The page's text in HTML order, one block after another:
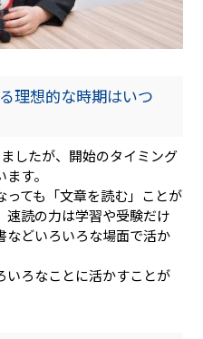
理想的な時期はいつ
したが、開始のタイミング
す。
ても「文章を読む」ことが
速読の力は学習や受験だけ
などいろいろな場面で活か
いろなことに活かすことが